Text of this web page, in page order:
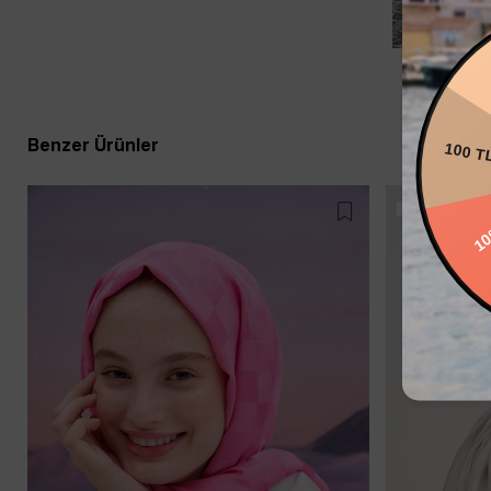
Benzer Ürünler
Büyük İndirim
100
200